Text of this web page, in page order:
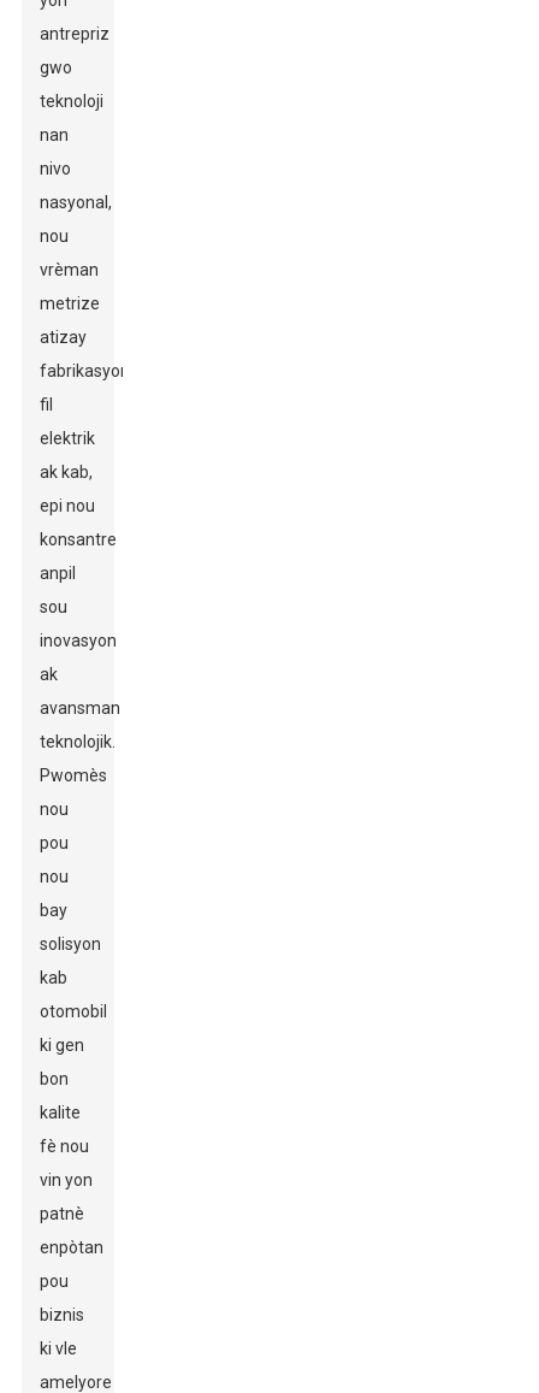
antrepriz
gwo
teknoloji
nan
nivo
nasyonal,
nou
vrèman
metrize
atizay
fabrikasyon
fil
elektrik
ak kab,
epi nou
konsantre
anpil
sou
inovasyon
ak
avansman
teknolojik.
Pwomès
nou
pou
nou
bay
solisyon
kab
otomobil
ki gen
bon
kalite
fè nou
vin yon
patnè
enpòtan
pou
biznis
ki vle
amelyore